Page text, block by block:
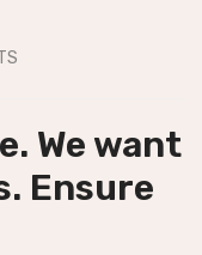
We want
Ensure